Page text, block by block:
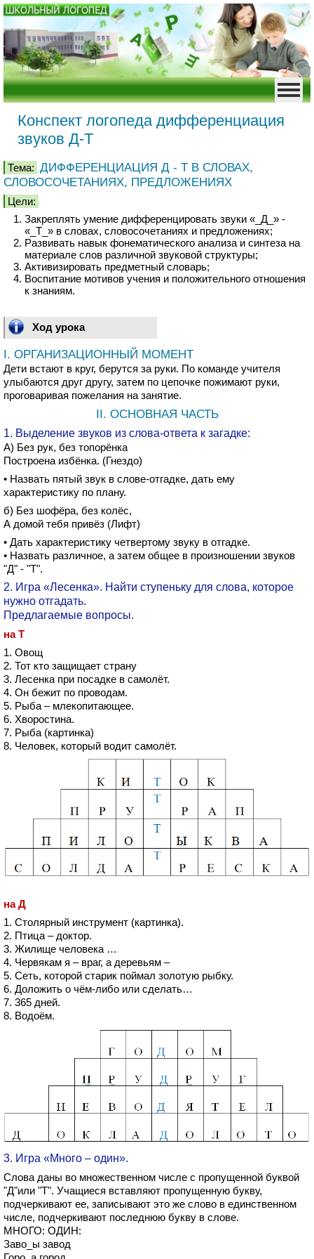
Конспект логопеда дифференциация
звуков Д-Т
Тема: ДИФФЕРЕНЦИАЦИЯ Д - Т В СЛОВАХ,
СЛОВОСОЧЕТАНИЯХ, ПРЕДЛОЖЕНИЯХ
Цели:
Закреплять умение дифференцировать звуки «_Д_» -
«_Т_» в словах, словосочетаниях и предложениях;
Развивать навык фонематического анализа и синтеза на
материале слов различной звуковой структуры;
Активизировать предметный словарь;
Воспитание мотивов учения и положительного отношения
к знаниям.
Ход урока
I. ОРГАНИЗАЦИОННЫЙ МОМЕНТ
Дети встают в круг, берутся за руки. По команде учителя
улыбаются друг другу, затем по цепочке пожимают руки,
проговаривая пожелания на занятие.
II. ОСНОВНАЯ ЧАСТЬ
1. Выделение звуков из слова-ответа к загадке:
А) Без рук, без топорёнка
Построена избёнка. (Гнездо)
• Назвать пятый звук в слове-отгадке, дать ему
характеристику по плану.
б) Без шофёра, без колёс,
А домой тебя привёз (Лифт)
• Дать характеристику четвертому звуку в отгадке.
• Назвать различное, а затем общее в произношении звуков
"Д" - "Т".
2. Игра «Лесенка». Найти ступеньку для слова, которое
нужно отгадать.
Предлагаемые вопросы.
на Т
1. Овощ
2. Тот кто защищает страну
3. Лесенка при посадке в самолёт.
4. Он бежит по проводам.
5. Рыба – млекопитающее.
6. Хворостина.
7. Рыба (картинка)
8. Человек, который водит самолёт.
на Д
1. Столярный инструмент (картинка).
2. Птица – доктор.
3. Жилище человека …
4. Червякам я – враг, а деревьям –
5. Сеть, которой старик поймал золотую рыбку.
6. Доложить о чём-либо или сделать…
7. 365 дней.
8. Водоём.
3. Игра «Много – один».
Слова даны во множественном числе с пропущенной буквой
"Д"или "Т". Учащиеся вставляют пропущенную букву,
подчеркивают ее, записывают это же слово в единственном
числе, подчеркивают последнюю букву в слове.
МНОГО: ОДИН:
Заво_ы завод